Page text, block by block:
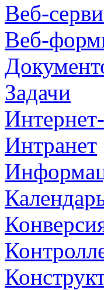
Веб-
Веб-
Задачи
Интранет